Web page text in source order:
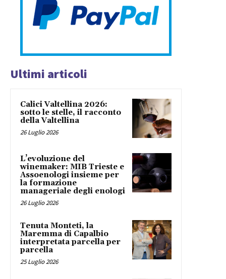
Ultimi articoli
Calici Valtellina 2026:
sotto le stelle, il racconto
della Valtellina
26 Luglio 2026
L’evoluzione del
winemaker: MIB Trieste e
Assoenologi insieme per
la formazione
manageriale degli enologi
26 Luglio 2026
Tenuta Monteti, la
Maremma di Capalbio
interpretata parcella per
parcella
25 Luglio 2026